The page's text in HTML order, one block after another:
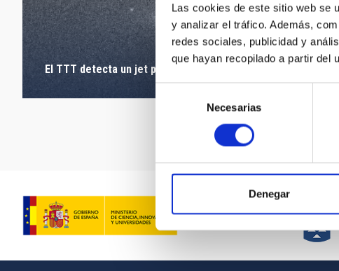
Las cookies de este sitio web se
y analizar el tráfico. Además,
redes sociales, publicidad y
que hayan recopilado a partir del
consentimiento
Necesarias
Denegar
El TTT detecta un jet periódico en 3I/ATLAS